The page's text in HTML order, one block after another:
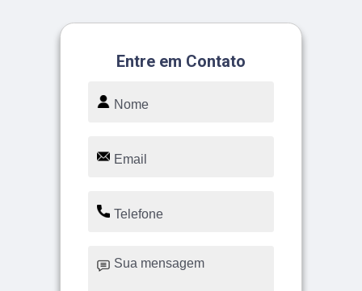
Entre em Contato